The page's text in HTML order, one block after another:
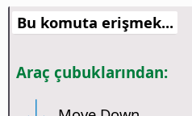
Bu komuta erişmek...
Araç çubuklarından: